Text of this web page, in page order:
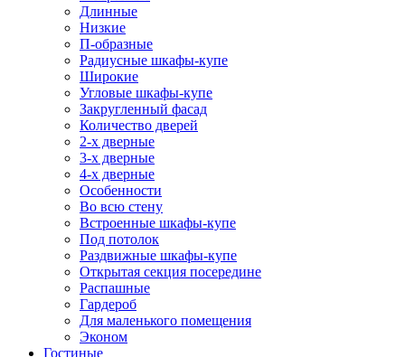
Длинные
Низкие
П-образные
Радиусные шкафы-купе
Широкие
Угловые шкафы-купе
Закругленный фасад
Количество дверей
2-х дверные
3-х дверные
4-х дверные
Особенности
Во всю стену
Встроенные шкафы-купе
Под потолок
Раздвижные шкафы-купе
Открытая секция посередине
Распашные
Гардероб
Для маленького помещения
Эконом
Гостиные